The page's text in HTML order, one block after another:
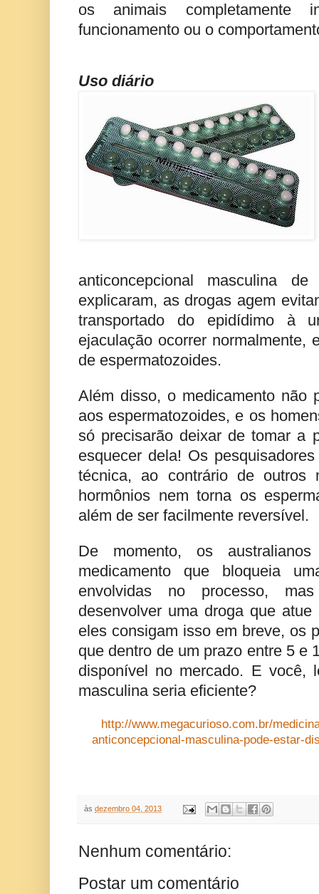
os animais
funcionamento ou o
Uso diário
anticoncepcional masculina
explicaram, as drogas agem
transportado do epidídimo à
ejaculação ocorrer normalmente,
de espermatozoides.
Além disso, o medicamento não
aos espermatozoides, e os
só precisarão deixar de tomar
esquecer dela! Os
técnica, ao contrário de outros
hormônios nem torna os
além de ser facilmente reversível.
De momento, os
medicamento que bloqueia
envolvidas no processo,
desenvolver uma droga que
eles consigam isso em breve, os
que dentro de um prazo entre 5 e
disponível no mercado. E você,
masculina seria eficiente?
http://www.megacurioso.com.br/
anticoncepcional-masculina-pode-estar-
às dezembro 04, 2013
Nenhum comentário:
Postar um comentário